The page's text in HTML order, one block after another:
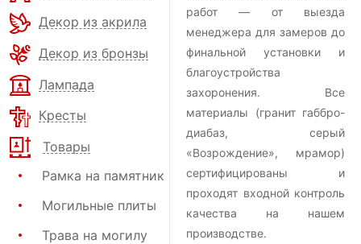
Декор из акрила
Декор из бронзы
Лампада
Кресты
Товары
Рамка на памятник
Могильные плиты
Трава на могилу
работ — от выезда
менеджера для замеров до
финальной установки и
благоустройства
захоронения. Все
материалы (гранит габбро-
диабаз, серый
«Возрождение», мрамор)
сертифицированы и
проходят входной контроль
качества на нашем
производстве.